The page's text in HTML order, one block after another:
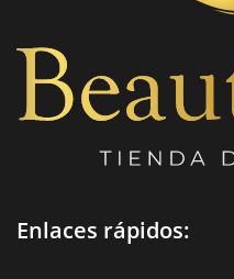
Enlaces rápidos: